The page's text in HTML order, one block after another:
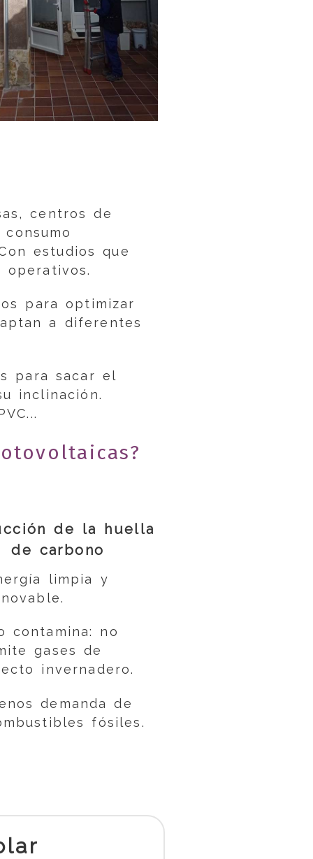
centros de
estudios que
para optimizar
a diferentes
para sacar el
inclinación.
de la huella
de carbono
limpia y
contamina: no
gases de
invernadero.
demanda de
fósiles.